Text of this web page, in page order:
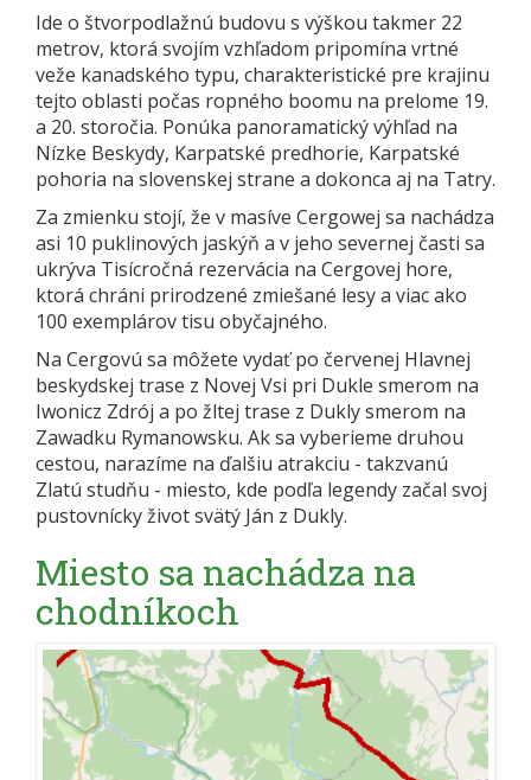
Ide o štvorpodlažnú budovu s výškou takmer 22
metrov, ktorá svojím vzhľadom pripomína vrtné
veže kanadského typu, charakteristické pre krajinu
tejto oblasti počas ropného boomu na prelome 19.
a 20. storočia. Ponúka panoramatický výhľad na
Nízke Beskydy, Karpatské predhorie, Karpatské
pohoria na slovenskej strane a dokonca aj na Tatry.
Za zmienku stojí, že v masíve Cergowej sa nachádza
asi 10 puklinových jaskýň a v jeho severnej časti sa
ukrýva Tisícročná rezervácia na Cergovej hore,
ktorá chráni prirodzené zmiešané lesy a viac ako
100 exemplárov tisu obyčajného.
Na Cergovú sa môžete vydať po červenej Hlavnej
beskydskej trase z Novej Vsi pri Dukle smerom na
Iwonicz Zdrój a po žltej trase z Dukly smerom na
Zawadku Rymanowsku. Ak sa vyberieme druhou
cestou, narazíme na ďalšiu atrakciu - takzvanú
Zlatú studňu - miesto, kde podľa legendy začal svoj
pustovnícky život svätý Ján z Dukly.
Miesto sa nachádza na
chodníkoch